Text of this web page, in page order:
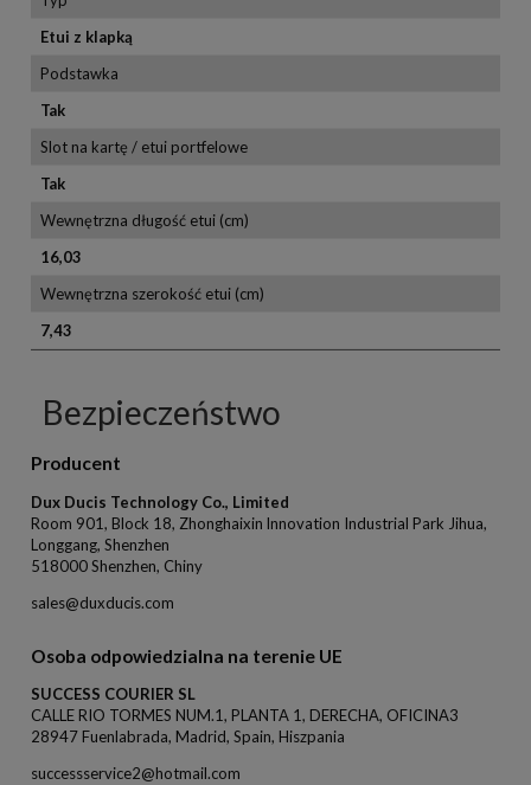
Etui z klapką
Podstawka
Tak
Slot na kartę / etui portfelowe
Tak
Wewnętrzna długość etui (cm)
16,03
Wewnętrzna szerokość etui (cm)
7,43
Bezpieczeństwo
Producent
Dux Ducis Technology Co., Limited
Room 901, Block 18, Zhonghaixin lnnovation Industrial Park Jihua,
Longgang, Shenzhen
518000 Shenzhen, Chiny
sales@duxducis.com
Osoba odpowiedzialna na terenie UE
SUCCESS COURIER SL
CALLE RIO TORMES NUM.1, PLANTA 1, DERECHA, OFICINA3
28947 Fuenlabrada, Madrid, Spain, Hiszpania
successservice2@hotmail.com